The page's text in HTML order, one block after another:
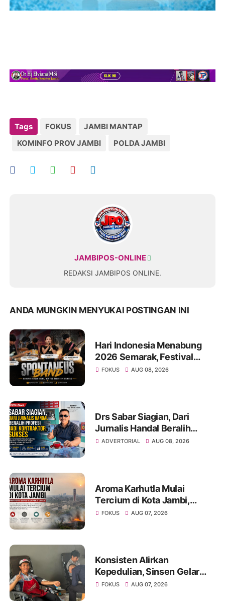
Tags FOKUS
JAMBI MANTAP
KOMINFO PROV JAMBI
POLDA JAMBI
JAMBIPOS-ONLINE
REDAKSI JAMBIPOS ONLINE.
ANDA MUNGKIN MENYUKAI POSTINGAN INI
Hari Indonesia Menabung
2026 Semarak, Festival
Band Pelajar dan Mahasiswa
FOKUS AUG 08, 2026
Drs Sabar Siagian, Dari
Jurnalis Handal Beralih
Profesi Jadi Kontraktor
ADVERTORIAL AUG 08, 2026
Aroma Karhutla Mulai
Tercium di Kota Jambi,
Warga Diminta Waspada
FOKUS AUG 07, 2026
Konsisten Alirkan
Kepedulian, Sinsen Gelar
Donor Darah ke-23 dalam
FOKUS AUG 07, 2026